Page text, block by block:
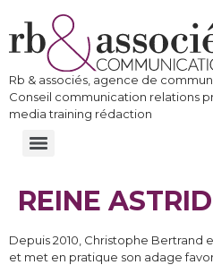
Rb & associés, agence de
Conseil communication relations
media training rédaction
REINE ASTRID
Depuis 2010, Christophe Bertrand
et met en pratique son adage